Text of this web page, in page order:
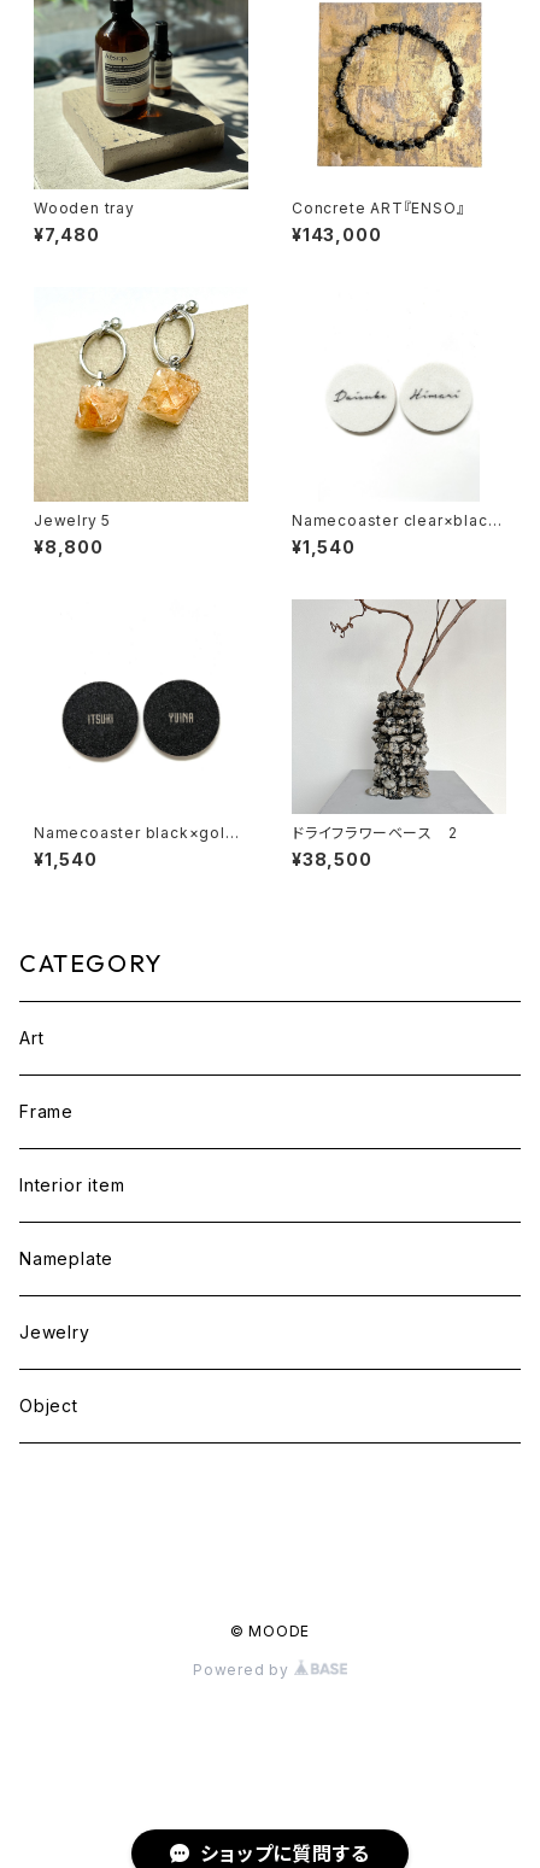
ショップに質問する
Wooden tray
¥7,480
Concrete ART『ENSO』
¥143,000
Jewelry 5
¥8,800
Namecoaster clear×black
cursive
¥1,540
Namecoaster black×gold
print
¥1,540
ドライフラワーベース 2
¥38,500
CATEGORY
Art
Frame
Interior item
Nameplate
Jewelry
Object
© MOODE
Powered by